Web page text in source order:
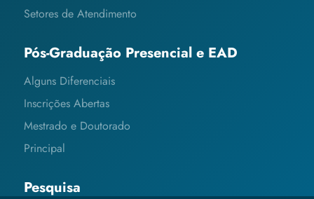
Setores de Atendimento
Pós-Graduação Presencial e EAD
Alguns Diferenciais
Inscrições Abertas
Mestrado e Doutorado
Principal
Pesquisa